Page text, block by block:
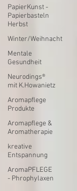
PapierKunst -
Papierbasteln
Herbst
Winter/Weihnacht
Mentale
Gesundheit
Neurodings®
mit K.Howanietz
Aromapflege
Produkte
Aromapflege &
Aromatherapie
kreative
Entspannung
AromaPFLEGE
- Phrophylaxen